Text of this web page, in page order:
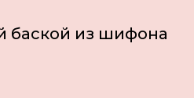
баской из шифона